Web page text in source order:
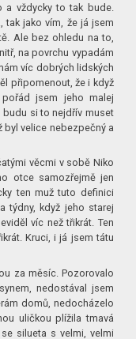
a vždycky to tak bude.
tak jako vím, že já jsem
Ale bez ohledu na to,
na povrchu vypadám
víc dobrých lidských
připomenout, že i když
jsem jeho malej
budu si to nejdřív muset
byl velice nebezpečný a
věcmi v sobě Niko
otce samozřejmě jen
ten muž tuto definici
týdny, když jeho starej
víc než třikrát. Ten
Kruci, i já jsem tátu
za měsíc. Pozorovalo
nedostával jsem
domů, nedocházelo
uličkou plížila tmavá
silueta s velmi, velmi